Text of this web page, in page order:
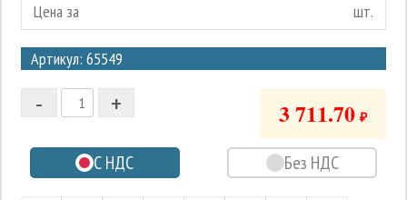
Цена за
шт.
Артикул: 65549
3
2
1
-1
+
- 3 711.70 ₽
С НДС Без НДС